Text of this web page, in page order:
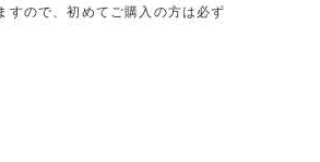
すので、初めてご購入の方は必ず